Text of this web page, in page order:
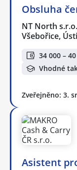
Obsluha
NT North s.r.o.
Všebořice,
34 000 –
Vhodné
Zveřejněno: 3.
Asistent